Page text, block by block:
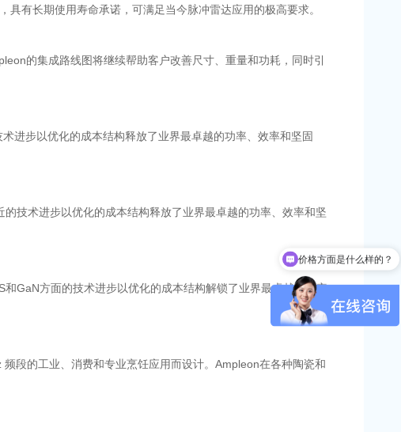
有长期使用寿命承诺，可满足当今脉冲雷达应用的极高要求。
的集成路线图将继续帮助客户改善尺寸、重量和功耗，同时引
步以优化的成本结构释放了业界最卓越的功率、效率和坚固
技术进步以优化的成本结构释放了业界最卓越的功率、效率和坚
GaN方面的技术进步以优化的成本结构解锁了业界最卓越的效率
段的工业、消费和专业烹饪应用而设计。Ampleon在各种陶瓷和
价格方面是什么样的？